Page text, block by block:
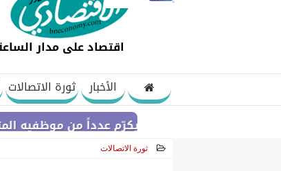
اقتصاد على مدار
الأخبار
ثورة الاتصالات
المصري ” يكرّم عدداً من موظفيه المتميزين
ثورة الاتصالات